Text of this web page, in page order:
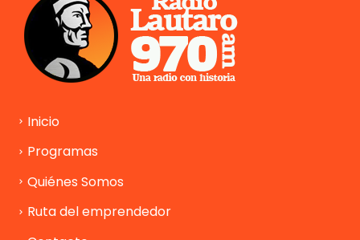
Inicio
Programas
Quiénes Somos
Ruta del emprendedor